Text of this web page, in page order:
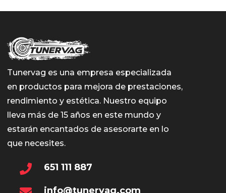
Tunervag es una empresa especializada
en productos para mejora de prestaciones,
rendimiento y estética. Nuestro equipo
lleva más de 15 años en este mundo y
estarán encantados de asesorarte en lo
que necesites.
651 111 887
info@tunervag.com